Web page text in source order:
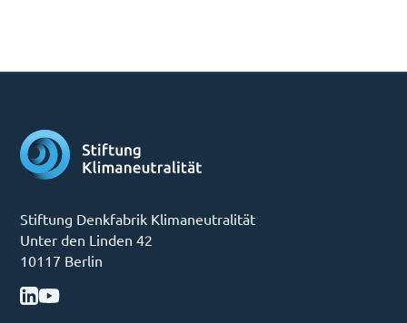
Stiftung Denkfabrik Klimaneutralität
Unter den Linden 42
10117 Berlin